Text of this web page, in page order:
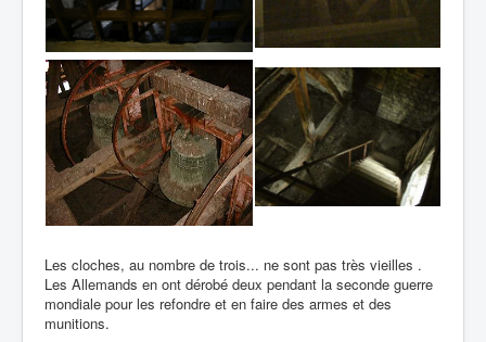
Les cloches, au nombre de trois... ne sont pas très vieilles .
Les Allemands en ont dérobé deux pendant la seconde guerre
mondiale pour les refondre et en faire des armes et des
munitions.